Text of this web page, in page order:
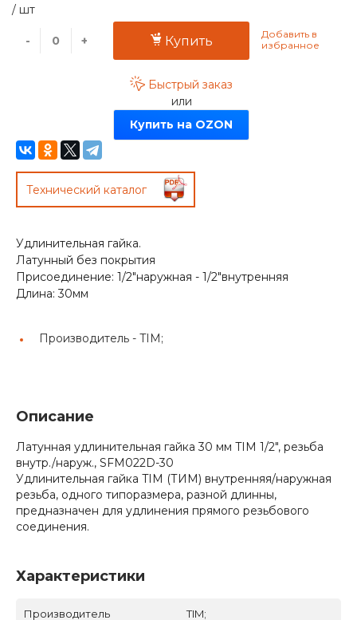
/ шт
- + Купить
Быстрый заказ
или
Купить на OZON
Технический каталог
Удлинительная гайка.
Латунный без покрытия
Присоединение: 1/2"наружная - 1/2"внутренняя
Длина: 30мм
Производитель - TIM;
Описание
Латунная удлинительная гайка 30 мм TIM 1/2", резьба
внутр./наруж., SFM022D-30
Удлинительная гайка TIM (ТИМ) внутренняя/наружная
резьба, одного типоразмера, разной длинны,
предназначен для удлинения прямого резьбового
соединения.
Характеристики
Производитель TIM;